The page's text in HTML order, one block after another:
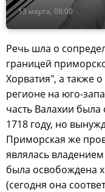
13 марта, 08:00
Речь шла о
границей
Хорватия", а также
регионе на юго-
часть Валахии была
1718 году, но
Приморская же
являлась
была освобождена
(сегодня она